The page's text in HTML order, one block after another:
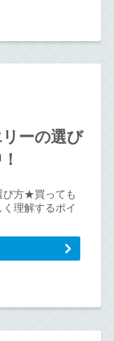
リーの選び
び方★買っても
理解するポイ